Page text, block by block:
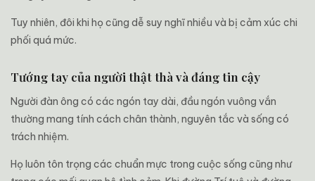
Tuy nhiên, đôi khi họ cũng dễ suy nghĩ nhiều và bị cảm xúc chi
phối quá mức.
Tướng tay của người thật thà và đáng tin cậy
Người đàn ông có các ngón tay dài, đầu ngón vuông vắn
thường mang tính cách chân thành, nguyên tắc và sống có
trách nhiệm.
Họ luôn tôn trọng các chuẩn mực trong cuộc sống cũng như